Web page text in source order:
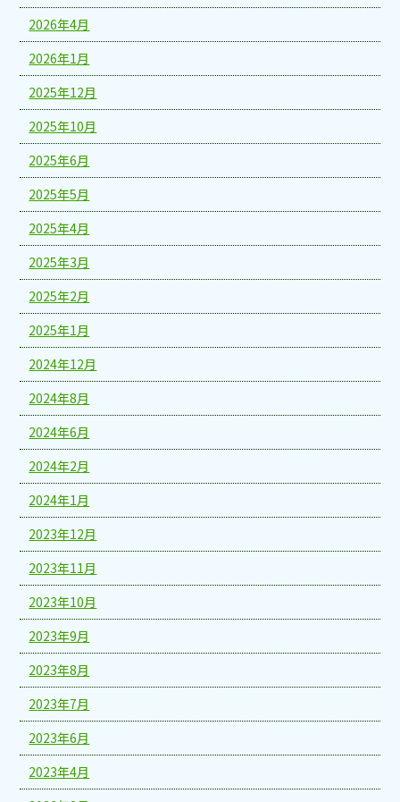
2026年4月
2026年1月
2025年12月
2025年10月
2025年6月
2025年5月
2025年4月
2025年3月
2025年2月
2025年1月
2024年12月
2024年8月
2024年6月
2024年2月
2024年1月
2023年12月
2023年11月
2023年10月
2023年9月
2023年8月
2023年7月
2023年6月
2023年4月